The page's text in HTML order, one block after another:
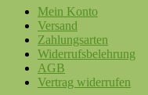
Mein Konto
Versand
Zahlungsarten
Widerrufsbelehrung
AGB
Vertrag widerrufen